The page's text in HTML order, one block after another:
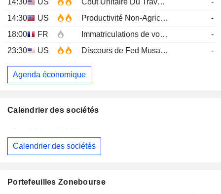
14:30
US Coût Unitaire Du Travail (Trimestriel)Prél
-
14:30
US Productivité Non-Agricole (Trimestriel) Prél
-
18:00
FR Immatriculations de voitures neuves (annuelles)
-
23:30
US Discours de Fed Musalem -
Agenda économique
Calendrier des sociétés
MAUREL
SIEMENS AG
Calendrier des sociétés
Portefeuilles Zonebourse